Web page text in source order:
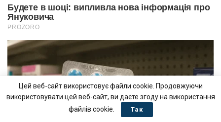
Цей веб-сайт використовує файли cookie. Продовжуючи
використовувати цей веб-сайт, ви даєте згоду на використання
файлів cookie.
Так